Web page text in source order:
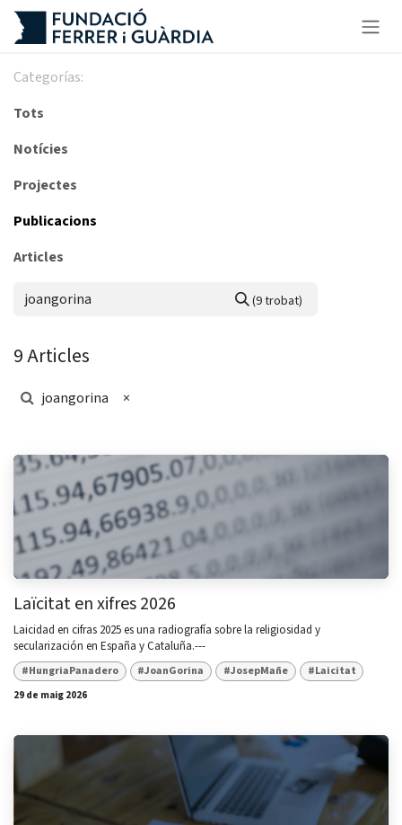
Skip to Content
Categorías:
Tots
Notícies
Projectes
Publicacions
Articles
(9 trobat)
9 Articles
joangorina ×
Laïcitat en xifres 2026
Laicidad en cifras 2025 es una radiografía sobre la religiosidad y
secularización en España y Cataluña.---
#HungriaPanadero #JoanGorina #JosepMañe
#Laicitat
29 de maig 2026